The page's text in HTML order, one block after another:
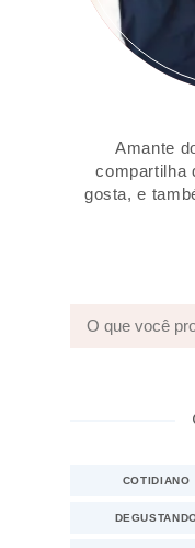
Amante
compartilha
gosta, e
COTIDIANO